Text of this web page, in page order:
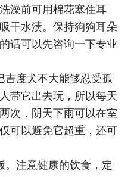
澡前可用棉花塞住耳
干水渍。保持狗狗耳朵
话可以先咨询一下专业
度犬不大能够忍受孤
带它出去玩，所以每天
次，阴天下雨可以在室
可以避免它超重，还可
注意健康的饮食，定